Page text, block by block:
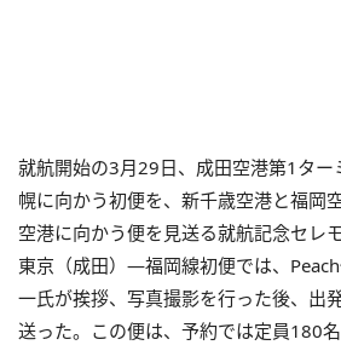
就航開始の3月29日、成田空港第1ター
幌に向かう初便を、新千歳空港と福岡
空港に向かう便を見送る就航記念セレ
東京（成田）―福岡線初便では、
一氏が挨拶、写真撮影を行った後、出
送った。この便は、予約では定員180